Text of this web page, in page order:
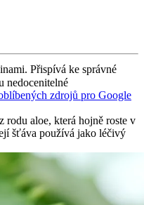
Přispívá ke správné
nedocenitelné
zdrojů pro Google
rodu aloe, která hojně roste v
šťáva používá jako léčivý